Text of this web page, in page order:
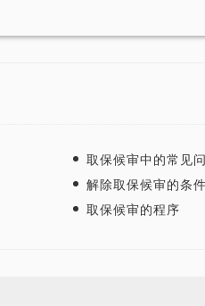
取保候审中的常见
解除取保候审的条
取保候审的程序